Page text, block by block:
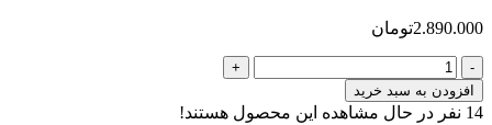
2.890.000تومان
کباب
ترش
عدد
افزودن به سبد خرید
14 نفر در حال مشاهده این محصول هستند!